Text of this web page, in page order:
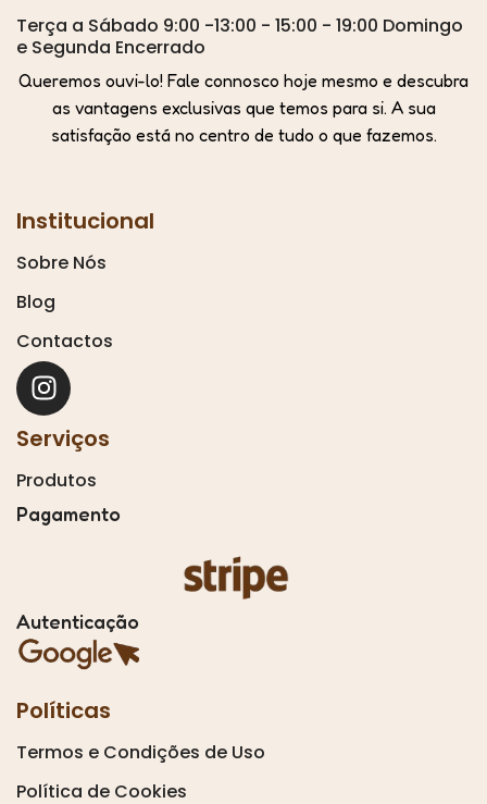
Terça a Sábado 9:00 -13:00 - 15:00 - 19:00 Domingo
e Segunda Encerrado
Queremos ouvi-lo! Fale connosco hoje mesmo e descubra
as vantagens exclusivas que temos para si. A sua
satisfação está no centro de tudo o que fazemos.
Institucional
Sobre Nós
Blog
Contactos
Serviços
Produtos
Pagamento
Autenticação
Políticas
Termos e Condições de Uso
Política de Cookies